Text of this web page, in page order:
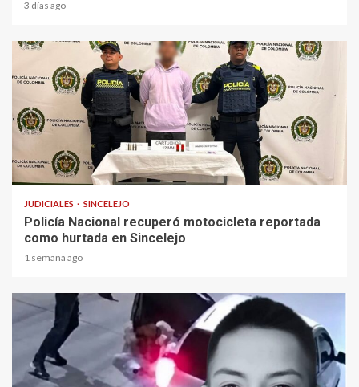
3 días ago
1 min read
JUDICIALES SINCELEJO
Policía Nacional recuperó motocicleta reportada
como hurtada en Sincelejo
1 semana ago